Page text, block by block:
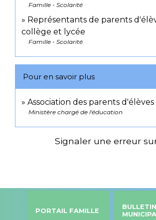
Famille - Scolarité
Représentants de parents
collège et lycée
Famille - Scolarité
Pour en savoir plus
Association des parents d'élèves
Ministère chargé de l'éducation
Signaler une erreur
PORTAIL FAMILLE
BULLETIN